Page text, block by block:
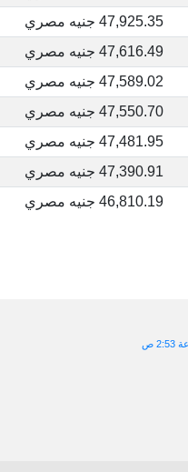
47,925.35 جنيه مصري
47,616.49 جنيه مصري
47,589.02 جنيه مصري
47,550.70 جنيه مصري
47,481.95 جنيه مصري
47,390.91 جنيه مصري
46,810.19 جنيه مصري